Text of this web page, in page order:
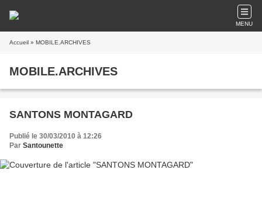
MENU
Accueil » MOBILE.ARCHIVES
MOBILE.ARCHIVES
SANTONS MONTAGARD
Publié le 30/03/2010 à 12:26
Par Santounette